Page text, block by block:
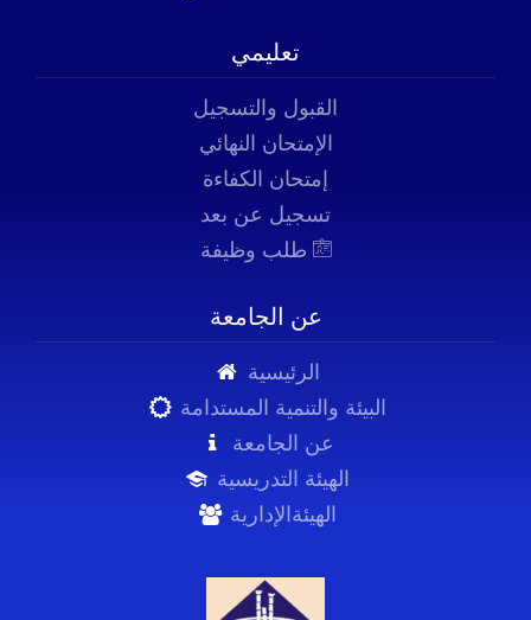
تعليمي
القبول والتسجيل
الإمتحان النهائي
إمتحان الكفاءة
تسجيل عن بعد
عن الجامعة
الرئيسية
البيئة والتنمية المستدامة
عن الجامعة
الهيئة التدريسية
الهيئةالإدارية